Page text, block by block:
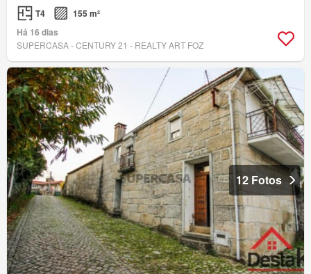
T4
155 m²
Há 16 dias
SUPERCASA - CENTURY 21 - REALTY ART FOZ
12 Fotos